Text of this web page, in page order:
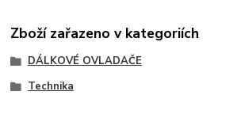
Zboží zařazeno v kategoriích
DÁLKOVÉ OVLADAČE
Technika